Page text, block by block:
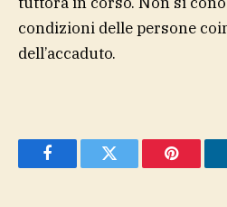
condizioni delle persone
dell’accaduto.
FacebookTwitter Pinterest